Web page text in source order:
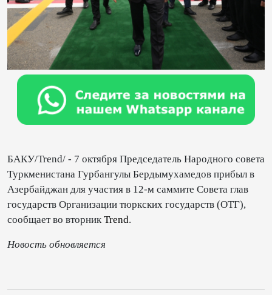
БАКУ/Trend/ - 7 октября Председатель Народного совета
Туркменистана Гурбангулы Бердымухамедов прибыл в
Азербайджан для участия в 12-м саммите Совета глав
государств Организации тюркских государств (ОТГ),
сообщает во вторник Trend.
Новость обновляется